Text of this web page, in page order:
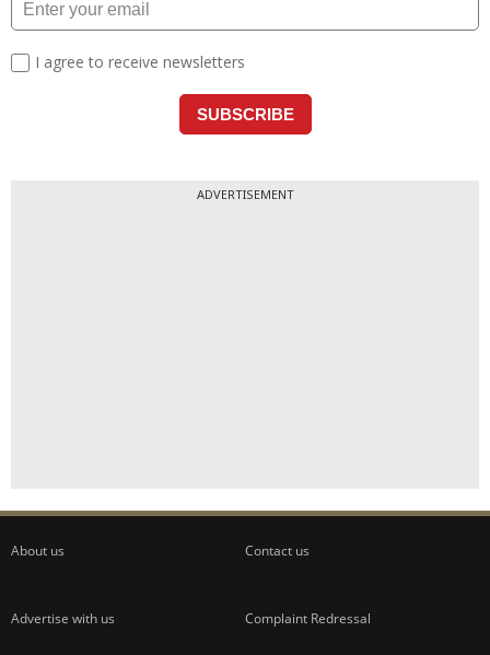
ADVERTISEMENT
About us Contact us
Advertise with us Complaint Redressal